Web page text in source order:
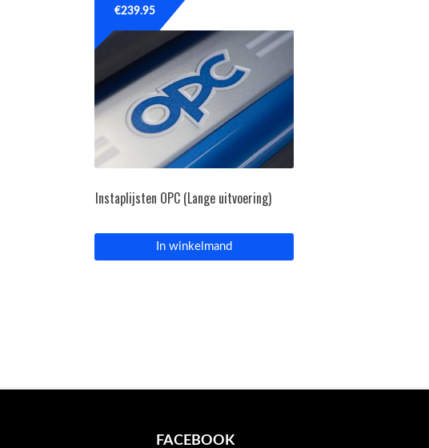
Instaplijsten OPC (Lange uitvoering)
€239.95
In winkelmand
FACEBOOK